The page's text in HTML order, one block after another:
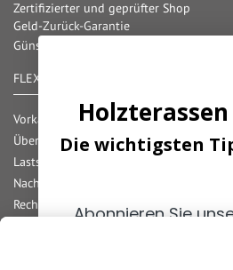
Zertifizierter und geprüfter Shop
Geld-Zurück-Garantie
Günstige Versandkosten/
FLEXIBLE ZAHLUNG
Vorkasse
Überweisung
Lastschrift
Nachnahme
Rechnung
Die wichtigsten
Abonnieren Sie